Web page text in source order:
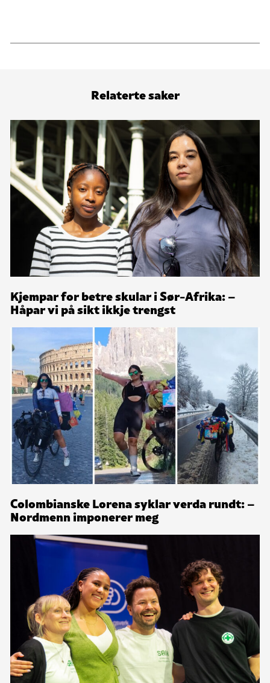
Relaterte saker
Kjempar for betre skular i Sør-Afrika: –
Håpar vi på sikt ikkje trengst
Colombianske Lorena syklar verda rundt: –
Nordmenn imponerer meg